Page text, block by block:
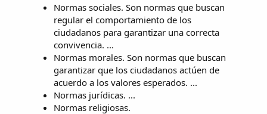
Normas sociales. Son normas que buscan
regular el comportamiento de los
ciudadanos para garantizar una correcta
convivencia. ...
Normas morales. Son normas que buscan
garantizar que los ciudadanos actúen de
acuerdo a los valores esperados. ...
Normas jurídicas. ...
Normas religiosas.